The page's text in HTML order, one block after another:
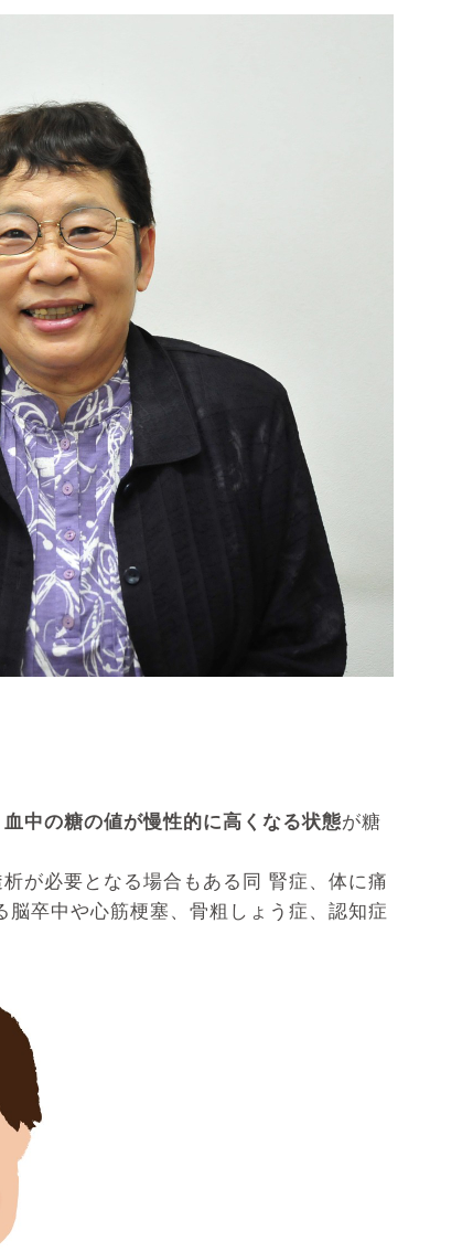
中の糖の値が慢性的に高くなる状態が糖
が必要となる場合もある同 腎症、体に痛
卒中や心筋梗塞、骨粗しょう症、認知症